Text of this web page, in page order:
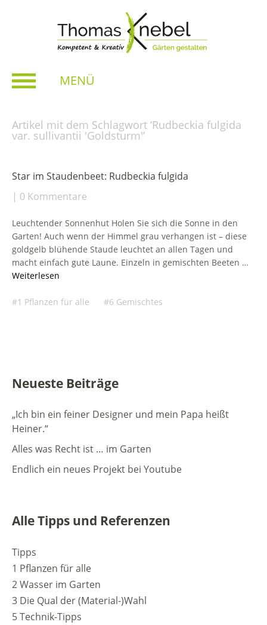
MENÜ
Artikel mit dem Schlagwort ‘Rudbeckia fulgida
var. sullivantii 'Goldsturm'’
Star im Staudenbeet: Rudbeckia fulgida
0 Kommentare
Leuchtender Sonnenhut Holen Sie sich die Sonne in den
Garten! Auch wenn der Himmel grau verhangen ist – diese
goldgelb blühende Staude leuchtet an allen Tagen und
macht einfach gute Laune. Einzeln in gemischten Beeten …
Weiterlesen
1 Pflanzen für alle 6 Gemischtes
Neueste Beiträge
„Ich bin ein feiner Designer und mein Papa heißt
Heiner.“
Alles was Recht ist … im Garten
Endlich ein neues Projekt bei Youtube
Alle Tipps und Referenzen
Tipps
1 Pflanzen für alle
2 Wasser im Garten
3 Die Qual der (Material-)Wahl
5 Technik-Tipps